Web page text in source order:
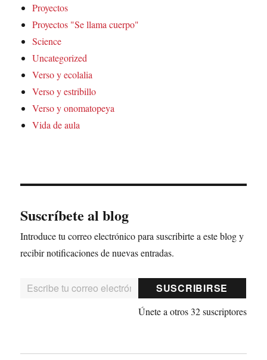
Proyectos
Proyectos "Se llama cuerpo"
Science
Uncategorized
Verso y ecolalia
Verso y estribillo
Verso y onomatopeya
Vida de aula
Suscríbete al blog
Introduce tu correo electrónico para suscribirte a este blog y
recibir notificaciones de nuevas entradas.
SUSCRIBIRSE
Únete a otros 32 suscriptores